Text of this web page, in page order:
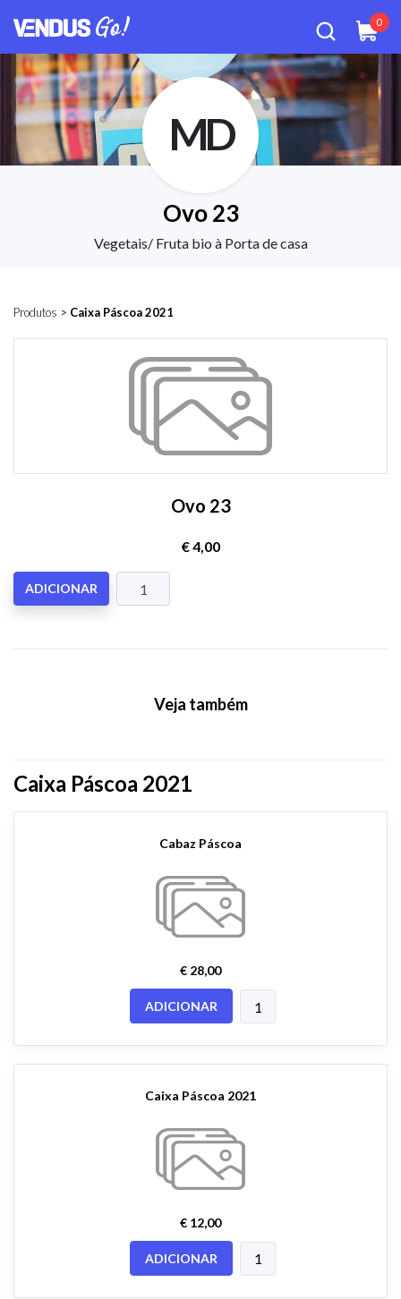
0
MD
Ovo 23
Vegetais/ Fruta bio à Porta de casa
Produtos > Caixa Páscoa 2021
Ovo 23
€ 4,00
ADICIONAR
Veja também
Caixa Páscoa 2021
Cabaz Páscoa
€ 28,00
ADICIONAR
Caixa Páscoa 2021
€ 12,00
ADICIONAR